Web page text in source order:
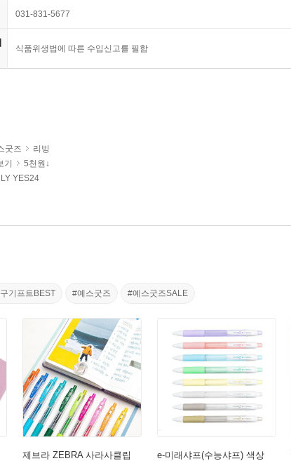
031-831-5677
식품위생법에 따른 수입신고를 필함
굿즈
리빙
5천원↓
YES24
기프트BEST #예스굿즈 #예스굿즈SALE
제브라 ZEBRA 사라사클립
e-미래샤프(수능샤프) 색상